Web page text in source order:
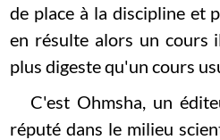
de place à la discipline et
en résulte alors un cours
plus digeste qu'un cours
C'est Ohmsha, un
réputé dans le milieu